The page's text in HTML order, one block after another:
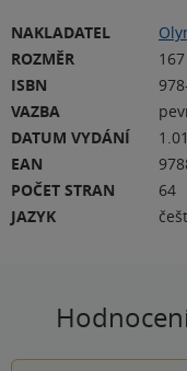
NAKLADATEL
ROZMĚR
ISBN
VAZBA
DATUM VYDÁNÍ
EAN
POČET STRAN
64
JAZYK